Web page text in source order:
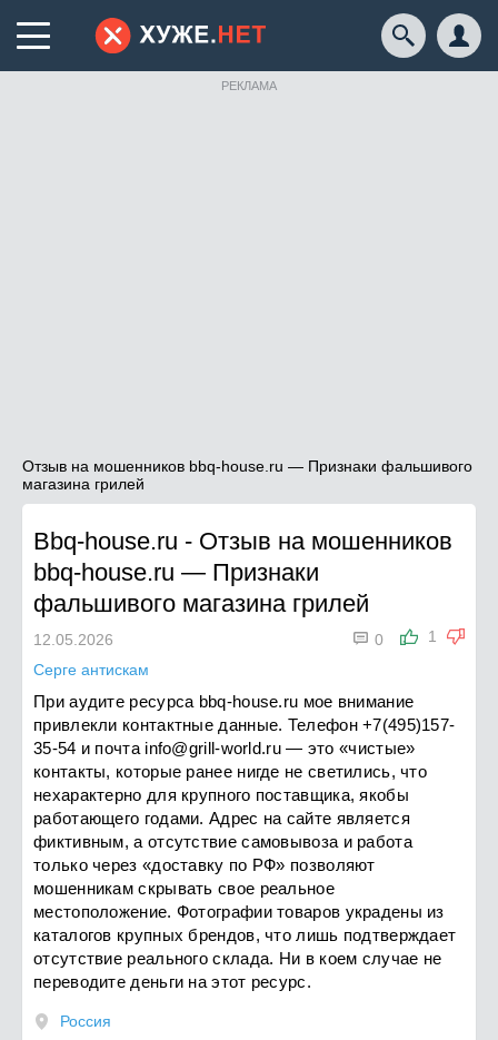
РЕКЛАМА
Отзыв на мошенников bbq-house.ru — Признаки фальшивого
магазина грилей
Bbq-house.ru - Отзыв на мошенников
bbq-house.ru — Признаки
фальшивого магазина грилей
1
 0
12.05.2026
Серге антискам
При аудите ресурса bbq-house.ru мое внимание
привлекли контактные данные. Телефон +7(495)157-
35-54 и почта info@grill-world.ru— это «чистые»
контакты, которые ранее нигде не светились, что
нехарактерно для крупного поставщика, якобы
работающего годами. Адрес на сайте является
фиктивным, а отсутствие самовывоза и работа
только через «доставку по РФ» позволяют
мошенникам скрывать свое реальное
местоположение. Фотографии товаров украдены из
каталогов крупных брендов, что лишь подтверждает
отсутствие реального склада. Ни в коем случае не
переводите деньги на этот ресурс.
Россия